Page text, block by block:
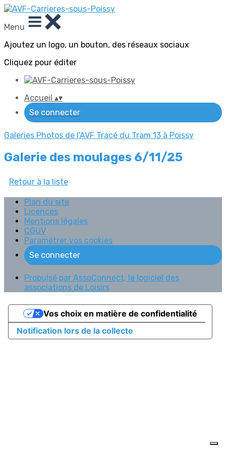
Menu
Ajoutez un logo, un bouton, des réseaux sociaux
Cliquez pour éditer
Accueil ▴▾
Se connecter
Galeries Photos de l'AVF Tracé du Tram 13 à Poissy
Galerie des moulages 6/11/25
Retour à la liste
Plan du site
Licences
Mentions légales
CGUV
Paramétrer vos cookies
Se connecter
Propulsé par AssoConnect, le logiciel des
associations de Loisirs
Notification lors de la collecte
Vos choix en matière de confidentialité